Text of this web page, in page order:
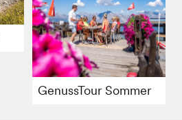
GenussTour Sommer